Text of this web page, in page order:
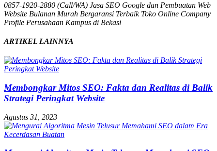
0857-1920-2880 (Call/WA) Jasa SEO Google dan Pembuatan Web
Website Bulanan Murah Bergaransi Terbaik Toko Online Company
Profile Perusahaan Kampus di Bekasi
ARTIKEL LAINNYA
Membongkar Mitos SEO: Fakta dan Realitas di Balik
Strategi Peringkat Website
Agustus 31, 2023